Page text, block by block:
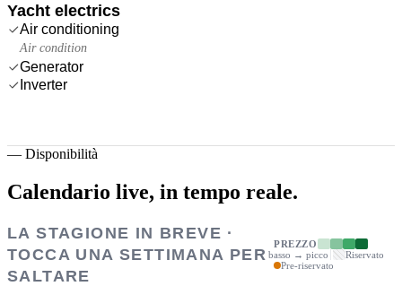
Yacht electrics
Air conditioning
Air condition
Generator
Inverter
— Disponibilità
Calendario live, in tempo reale.
LA STAGIONE IN BREVE ·
TOCCA UNA SETTIMANA PER
SALTARE
PREZZO
basso → picco
Riservato
Pre-riservato